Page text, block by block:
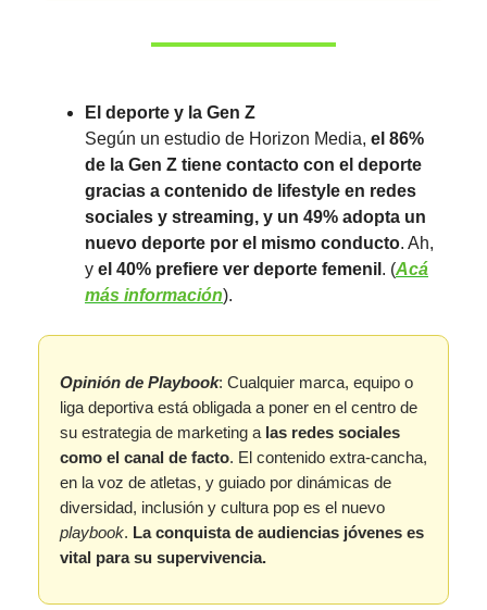
El deporte y la Gen Z
Según un estudio de Horizon Media, el 86%
de la Gen Z tiene contacto con el deporte
gracias a contenido de lifestyle en redes
sociales y streaming, y un 49% adopta un
nuevo deporte por el mismo conducto. Ah,
y el 40% prefiere ver deporte femenil . (Acá
más información).
Opinión de Playbook: Cualquier marca, equipo o
liga deportiva está obligada a poner en el centro de
su estrategia de marketing a las redes sociales
como el canal de facto. El contenido extra-cancha,
en la voz de atletas, y guiado por dinámicas de
diversidad, inclusión y cultura pop es el nuevo
playbook. La conquista de audiencias jóvenes es
vital para su supervivencia.